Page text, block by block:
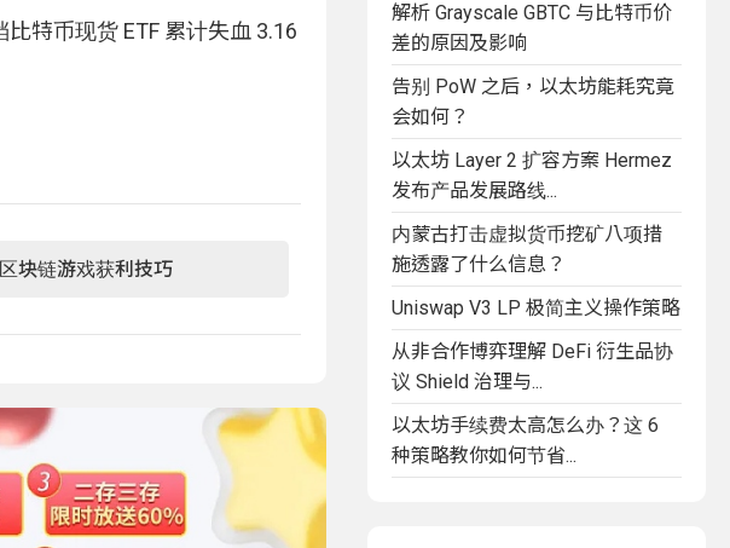
特币现货 ETF 累计失血 3.16
区块链游戏获利技巧
解析 Grayscale GBTC 与比特币价
差的原因及影响
告别 PoW 之后，以太坊能耗究竟
会如何？
以太坊 Layer 2 扩容方案 Hermez
发布产品发展路线...
内蒙古打击虚拟货币挖矿八项措
施透露了什么信息？
Uniswap V3 LP 极简主义操作策略
从非合作博弈理解 DeFi 衍生品协
议 Shield 治理与...
以太坊手续费太高怎么办？这 6
种策略教你如何节省...